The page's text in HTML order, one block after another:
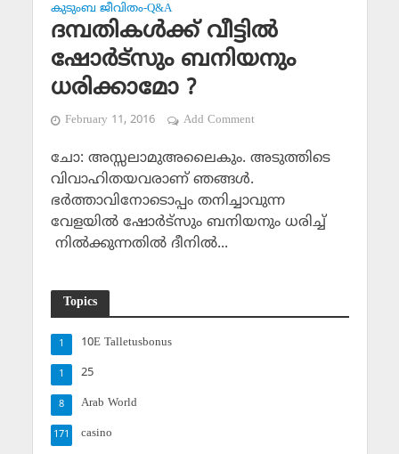
കുടുംബ ജീവിതം-Q&A
ദമ്പതികള്‍ക്ക് വീട്ടില്‍
ഷോര്‍ട്‌സും ബനിയനും
ധരിക്കാമോ ?
February 11, 2016 Add Comment
ചോ: അസ്സലാമുഅലൈകും. അടുത്തിടെ
വിവാഹിതയവരാണ് ഞങ്ങള്‍.
ഭര്‍ത്താവിനോടൊപ്പം തനിച്ചാവുന്ന
വേളയില്‍ ഷോര്‍ട്‌സും ബനിയനും ധരിച്ച്
നില്‍ക്കുന്നതില്‍ ദീനില്‍...
Topics
10E Talletusbonus
1
25
1
Arab World
8
casino
171